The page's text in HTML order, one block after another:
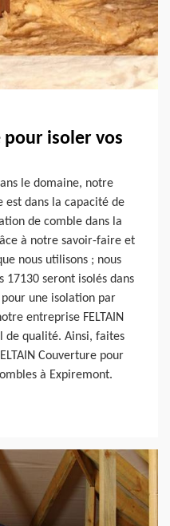
pour isoler vos
le domaine, notre
est dans la capacité de
de comble dans la
à notre savoir-faire et
nous utilisons ; nous
17130 seront isolés dans
pour une isolation par
entreprise FELTAIN
de qualité. Ainsi, faites
Couverture pour
à Expiremont.